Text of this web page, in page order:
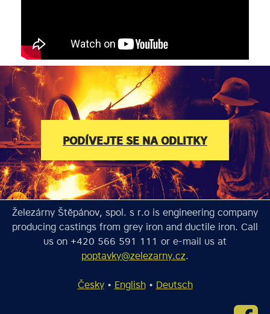
PODÍVEJTE SE NA ODLITKY
Železárny Štěpánov, spol. s r.o is engineering company
producing castings from grey iron and ductile iron. Call
us on +420 566 591 111 or e-mail us at
poptavky@zelezarny.cz.
Česky• English• Deutsch